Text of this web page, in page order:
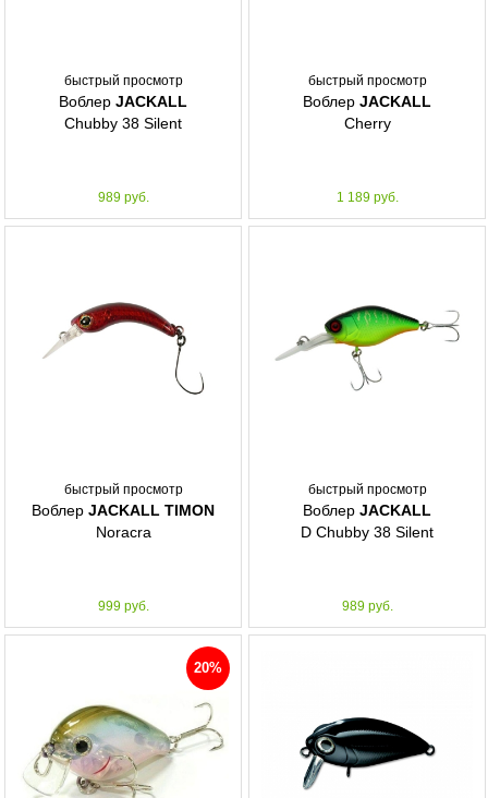
быстрый просмотр
Воблер JACKALL
Chubby 38 Silent
989 руб.
быстрый просмотр
Воблер JACKALL
Cherry
1 189 руб.
быстрый просмотр
Воблер JACKALL TIMON
Noracra
999 руб.
быстрый просмотр
Воблер JACKALL
D Chubby 38 Silent
989 руб.
20%